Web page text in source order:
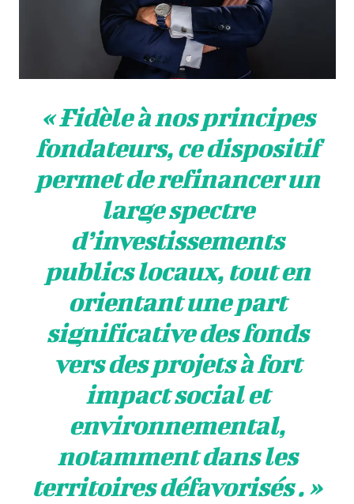
« Fidèle à nos principes
fondateurs, ce dispositif
permet de refinancer un
large spectre
d’investissements
publics locaux, tout en
orientant une part
significative des fonds
vers des projets à fort
impact social et
environnemental,
notamment dans les
territoires défavorisés . »